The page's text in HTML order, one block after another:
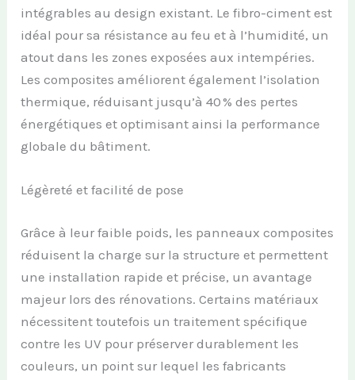
intégrables au design existant. Le fibro-ciment est
idéal pour sa résistance au feu et à l’humidité, un
atout dans les zones exposées aux intempéries.
Les composites améliorent également l’isolation
thermique, réduisant jusqu’à 40 % des pertes
énergétiques et optimisant ainsi la performance
globale du bâtiment.
Légèreté et facilité de pose
Grâce à leur faible poids, les panneaux composites
réduisent la charge sur la structure et permettent
une installation rapide et précise, un avantage
majeur lors des rénovations. Certains matériaux
nécessitent toutefois un traitement spécifique
contre les UV pour préserver durablement les
couleurs, un point sur lequel les fabricants